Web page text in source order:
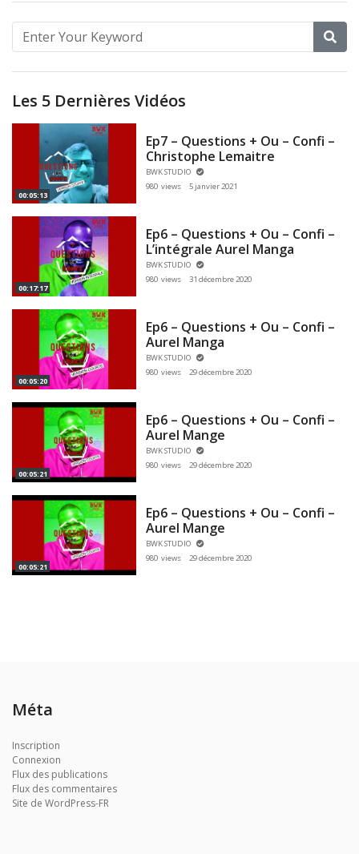
Les 5 Dernières Vidéos
00:05:13
Ep7 – Questions + Ou – Confi –
Christophe Lemaitre
BWK STUDIO
980 views
5 janvier 2021
00:17:17
Ep6 – Questions + Ou – Confi –
L’intégrale Aurel Manga
BWK STUDIO
980 views
31 décembre 2020
00:05:20
Ep6 – Questions + Ou – Confi –
Aurel Manga
BWK STUDIO
980 views
29 décembre 2020
00:05:21
Ep6 – Questions + Ou – Confi –
Aurel Mange
BWK STUDIO
980 views
29 décembre 2020
00:05:21
Ep6 – Questions + Ou – Confi –
Aurel Mange
BWK STUDIO
980 views
29 décembre 2020
Méta
Inscription
Connexion
Flux des publications
Flux des commentaires
Site de WordPress-FR